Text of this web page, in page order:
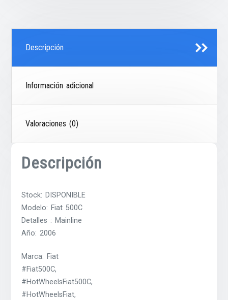
Descripción
Información adicional
Valoraciones (0)
Descripción
Stock: DISPONIBLE
Modelo: Fiat 500C
Detalles : Mainline
Año: 2006
Marca: Fiat
#Fiat500C,
#HotWheelsFiat500C,
#HotWheelsFiat,